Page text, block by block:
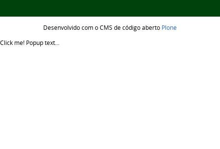
Desenvolvido com o CMS de código aberto Plone
Click me! Popup text...